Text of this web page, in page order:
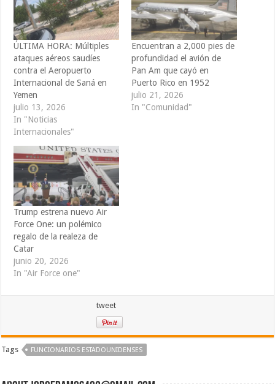
ÚLTIMA HORA: Múltiples
ataques aéreos saudíes
contra el Aeropuerto
Internacional de Saná en
Yemen
julio 13, 2026
In "Noticias
Internacionales"
Encuentran a 2,000 pies de
profundidad el avión de
Pan Am que cayó en
Puerto Rico en 1952
julio 21, 2026
In "Comunidad"
Trump estrena nuevo Air
Force One: un polémico
regalo de la realeza de
Catar
junio 20, 2026
In "Air Force one"
tweet
Tags FUNCIONARIOS ESTADOUNIDENSES